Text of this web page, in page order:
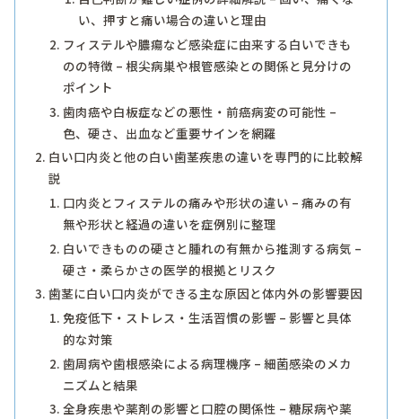
い、押すと痛い場合の違いと理由
フィステルや膿瘍など感染症に由来する白いできも
のの特徴 – 根尖病巣や根管感染との関係と見分けの
ポイント
歯肉癌や白板症などの悪性・前癌病変の可能性 –
色、硬さ、出血など重要サインを網羅
白い口内炎と他の白い歯茎疾患の違いを専門的に比較解
説
口内炎とフィステルの痛みや形状の違い – 痛みの有
無や形状と経過の違いを症例別に整理
白いできものの硬さと腫れの有無から推測する病気 –
硬さ・柔らかさの医学的根拠とリスク
歯茎に白い口内炎ができる主な原因と体内外の影響要因
免疫低下・ストレス・生活習慣の影響 – 影響と具体
的な対策
歯周病や歯根感染による病理機序 – 細菌感染のメカ
ニズムと結果
全身疾患や薬剤の影響と口腔の関係性 – 糖尿病や薬